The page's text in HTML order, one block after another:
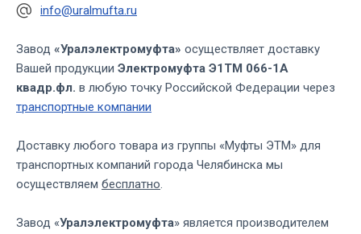
info@uralmufta.ru
Завод «Уралэлектромуфта» осуществляет доставку
Вашей продукции Электромуфта Э1ТМ 066-1А
квадр.фл. в любую точку Российской Федерации через
транспортные компании
Доставку любого товара из группы «Муфты ЭТМ» для
транспортных компаний города Челябинска мы
осуществляем бесплатно.
Завод «Уралэлектромуфта» является производителем